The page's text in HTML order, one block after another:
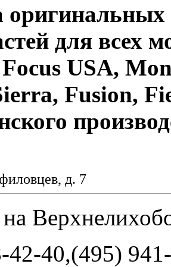
для всех
USA,
Fusion,
д. 7
на
42-40,(495)